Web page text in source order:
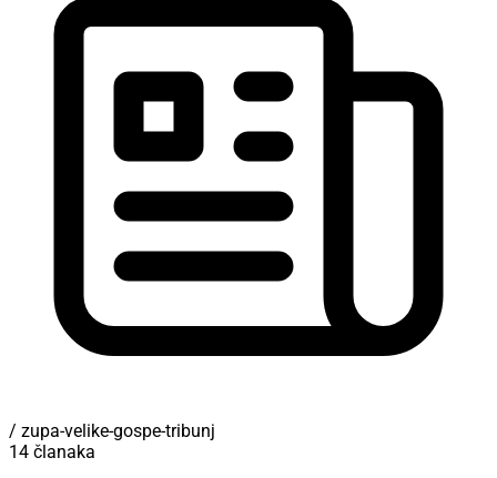
/ zupa-velike-gospe-tribunj
14 članaka